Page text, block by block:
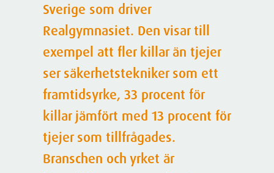
Sverige som driver
Realgymnasiet. Den visar till
exempel att fler killar än tjejer
ser säkerhetstekniker som ett
framtidsyrke, 33 procent för
killar jämfört med 13 procent för
tjejer som tillfrågades.
Branschen och yrket är